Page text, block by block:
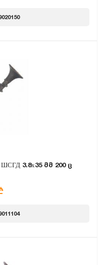
3.8х35 მმ 200 ც